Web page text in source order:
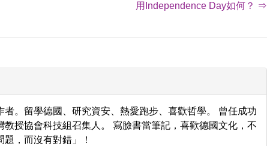
用Independence Day如何？ ⇒
。留學德國、研究資安、熱愛跑步、喜歡哲學。 曾任成功
授協會科技組召集人。 寫臉書當筆記，喜歡德國文化，不
，而沒有對錯」！